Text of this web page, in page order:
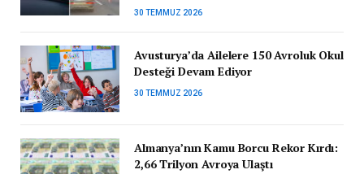
30 TEMMUZ 2026
Avusturya’da Ailelere 150 Avroluk Okul
Desteği Devam Ediyor
30 TEMMUZ 2026
Almanya’nın Kamu Borcu Rekor Kırdı:
2,66 Trilyon Avroya Ulaştı